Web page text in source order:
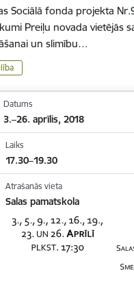
Sociālā fonda projekta
Preiļu novada vietējās
un slimību…
Datums
3.–26. aprīlis, 2018
Laiks
17.30–19.30
Atrašanās vieta
Salas pamatskola